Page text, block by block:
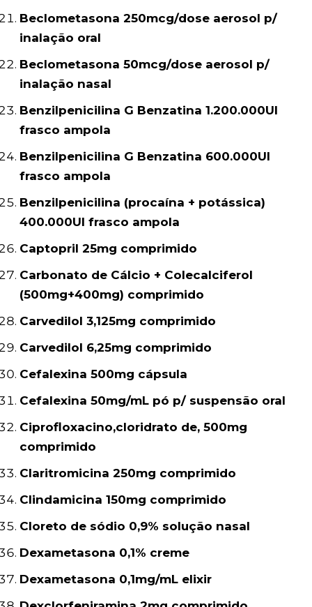
Beclometasona 250mcg/dose aerosol p/
inalação oral
Beclometasona 50mcg/dose aerosol p/
inalação nasal
Benzilpenicilina G Benzatina 1.200.000UI
frasco ampola
Benzilpenicilina G Benzatina 600.000UI
frasco ampola
Benzilpenicilina (procaína + potássica)
400.000UI frasco ampola
Captopril 25mg comprimido
Carbonato de Cálcio + Colecalciferol
(500mg+400mg) comprimido
Carvedilol 3,125mg comprimido
Carvedilol 6,25mg comprimido
Cefalexina 500mg cápsula
Cefalexina 50mg/mL pó p/ suspensão oral
Ciprofloxacino,cloridrato de, 500mg
comprimido
Claritromicina 250mg comprimido
Clindamicina 150mg comprimido
Cloreto de sódio 0,9% solução nasal
Dexametasona 0,1% creme
Dexametasona 0,1mg/mL elixir